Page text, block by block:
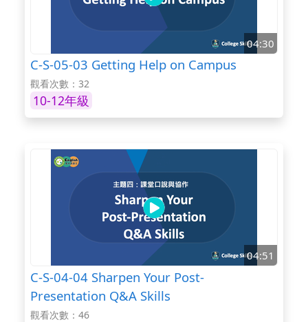
04:30
C-S-05-03 Getting Help on Campus
觀看次數：32
10-12年級
04:51
C-S-04-04 Sharpen Your Post-
Presentation Q&A Skills
觀看次數：46